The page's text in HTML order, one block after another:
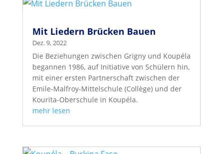
Mit Liedern Brücken Bauen
Dez. 9, 2022
Die Beziehungen zwischen Grigny und Koupéla
begannen 1986, auf Initiative von Schülern hin,
mit einer ersten Partnerschaft zwischen der
Emile-Malfroy-Mittelschule (Collège) und der
Kourita-Oberschule in Koupéla.
mehr lesen